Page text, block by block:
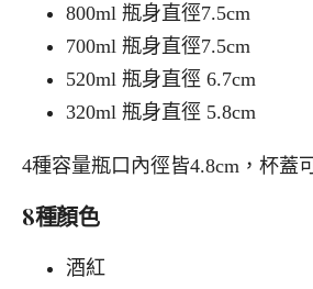
800ml 瓶身直徑7.5cm
700ml 瓶身直徑7.5cm
520ml 瓶身直徑 6.7cm
320ml 瓶身直徑 5.8cm
4種容量瓶口內徑皆4.8cm，杯蓋
8種顏色
酒紅